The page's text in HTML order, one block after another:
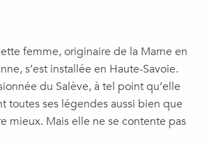
femme, originaire de la Marne en
s’est installée en Haute-Savoie.
du Salève, à tel point qu’elle
toutes ses légendes aussi bien que
mieux. Mais elle ne se contente pas